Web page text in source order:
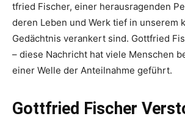
tfried Fischer, einer herausragenden
deren Leben und Werk tief in unserem
Gedächtnis verankert sind. Gottfried
– diese Nachricht hat viele Menschen
einer Welle der Anteilnahme geführt.
Gottfried Fischer